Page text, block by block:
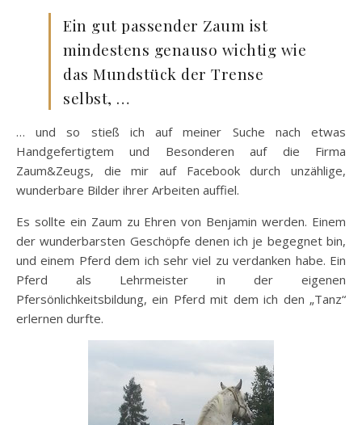
Ein gut passender Zaum ist
mindestens genauso wichtig wie
das Mundstück der Trense
selbst, …
… und so stieß ich auf meiner Suche nach etwas
Handgefertigtem und Besonderen auf die Firma
Zaum&Zeugs, die mir auf Facebook durch unzählige,
wunderbare Bilder ihrer Arbeiten auffiel.
Es sollte ein Zaum zu Ehren von Benjamin werden. Einem
der wunderbarsten Geschöpfe denen ich je begegnet bin,
und einem Pferd dem ich sehr viel zu verdanken habe. Ein
Pferd als Lehrmeister in der eigenen
Pfersönlichkeitsbildung, ein Pferd mit dem ich den „Tanz“
erlernen durfte.